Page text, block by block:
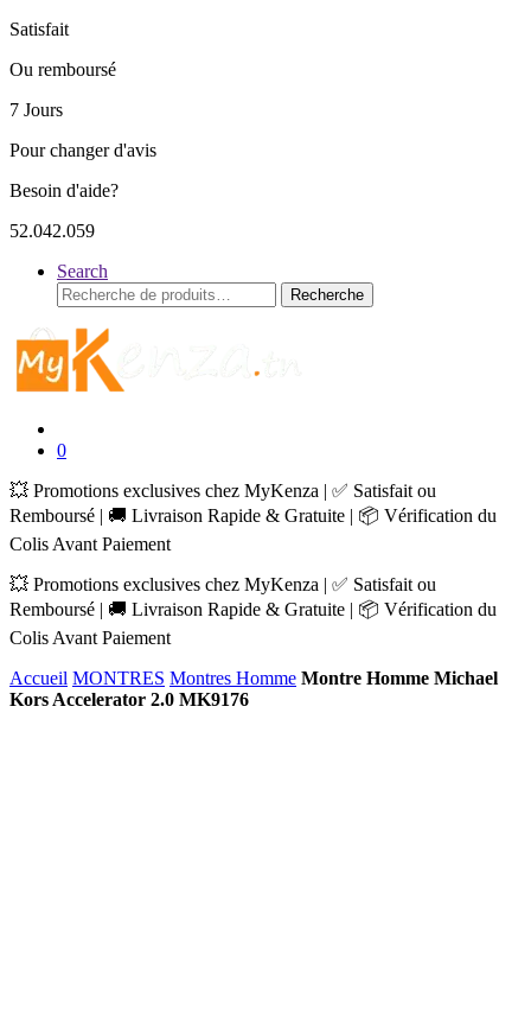
Satisfait
Ou remboursé
7 Jours
Pour changer d'avis
Besoin d'aide?
52.042.059
Search
Recherche
pour :
Recherche
0
💥 Promotions exclusives chez MyKenza | ✅ Satisfait ou
Remboursé | 🚚 Livraison Rapide & Gratuite | 📦 Vérification du
Colis Avant Paiement
💥 Promotions exclusives chez MyKenza | ✅ Satisfait ou
Remboursé | 🚚 Livraison Rapide & Gratuite | 📦 Vérification du
Colis Avant Paiement
Accueil MONTRES Montres Homme Montre Homme Michael
Kors Accelerator 2.0 MK9176